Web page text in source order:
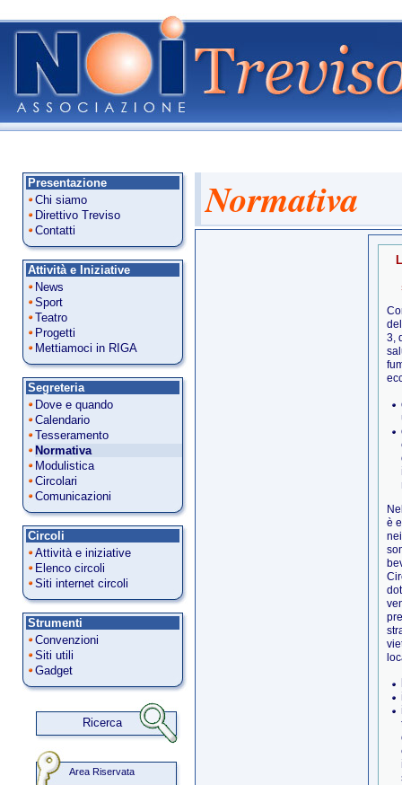
Presentazione
Chi siamo
Direttivo Treviso
Contatti
Attività e Iniziative
News
Sport
Teatro
Progetti
Mettiamoci in RIGA
Segreteria
Dove e quando
Calendario
Tesseramento
Normativa
Modulistica
Circolari
Comunicazioni
Circoli
Attività e iniziative
Elenco circoli
Siti internet circoli
Strumenti
Convenzioni
Siti utili
Gadget
Ricerca
Area Riservata
Normativa
3,
è